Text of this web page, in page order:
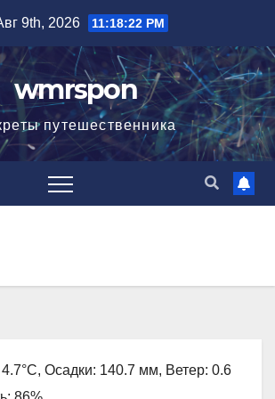
9th, 2026 11:18:23 PM
wmrspon
путешественника
Осадки: 140.7 мм, Ветер: 0.6